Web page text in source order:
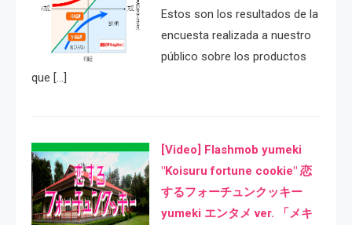
Estos son los resultados de la
encuesta realizada a nuestro
público sobre los productos
que […]
[Video] Flashmob yumeki
"Koisuru fortune cookie" 恋
するフォーチュンクッキー
yumeki エンタメ ver. 「メキ